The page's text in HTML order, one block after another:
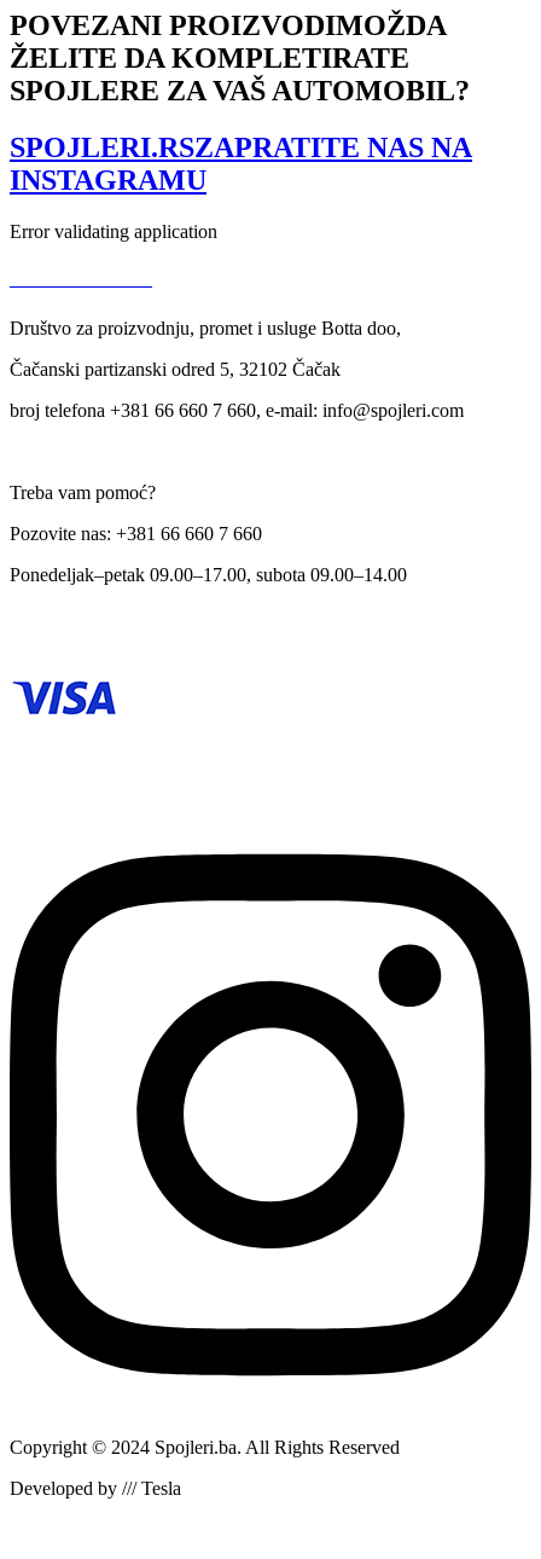
R-
design
količina
POVEZANI PROIZVODIMOŽDA
ŽELITE DA KOMPLETIRATE
SPOJLERE ZA VAŠ AUTOMOBIL?
SPOJLERI.RSZAPRATITE NAS NA
INSTAGRAMU
Error validating application
Društvo za proizvodnju, promet i usluge Botta doo,
Čačanski partizanski odred 5, 32102 Čačak
broj telefona +381 66 660 7 660, e-mail: info@spojleri.com
Treba vam pomoć?
Pozovite nas: +381 66 660 7 660
Ponedeljak–petak 09.00–17.00, subota 09.00–14.00
Copyright © 2024 Spojleri.ba. All Rights Reserved
Developed by /// Tesla